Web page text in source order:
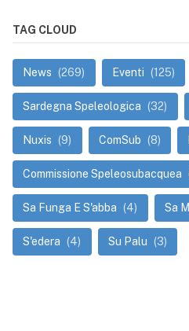
TAG CLOUD
News (269) Eventi (125)
Sardegna Speleologica (32)
Nuxis (9) ComSub (8)
Commissione Speleosubacquea
Sa Funga E S'abba (4) Sa
S'edera (4) Su Palu (3)